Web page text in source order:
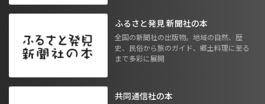
ふるさと発見 新聞社の本
全国の新聞社の出版物。地域の自然、歴
史、民俗から旅のガイド、郷土料理に至る
まで多彩に展開
共同通信社の本